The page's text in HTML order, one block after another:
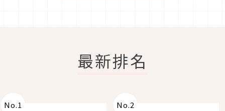
最新排名
No.1 No.2